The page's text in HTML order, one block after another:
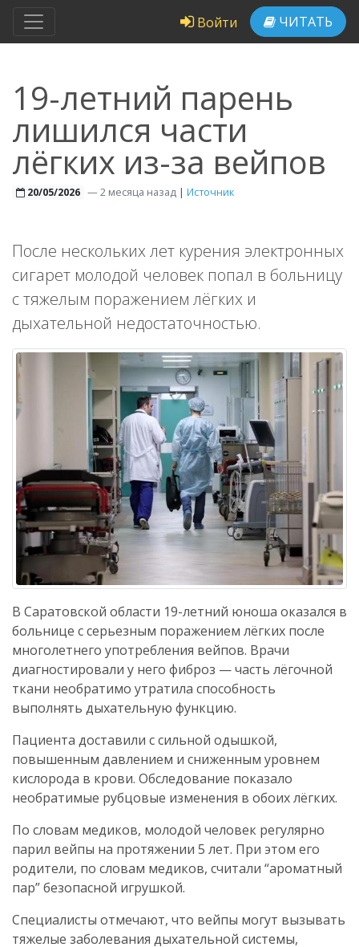
Войти ЧИТАТЬ
19-летний парень
лишился части
лёгких из-за вейпов
20/05/2026 —2 месяца назад | Источник
После нескольких лет курения электронных
сигарет молодой человек попал в больницу
с тяжелым поражением лёгких и
дыхательной недостаточностью.
В Саратовской области 19-летний юноша оказался в
больнице с серьезным поражением лёгких после
многолетнего употребления вейпов. Врачи
диагностировали у него фиброз — часть лёгочной
ткани необратимо утратила способность
выполнять дыхательную функцию.
Пациента доставили с сильной одышкой,
повышенным давлением и сниженным уровнем
кислорода в крови. Обследование показало
необратимые рубцовые изменения в обоих лёгких.
По словам медиков, молодой человек регулярно
парил вейпы на протяжении 5 лет. При этом его
родители, по словам медиков, считали “ароматный
пар” безопасной игрушкой.
Специалисты отмечают, что вейпы могут вызывать
тяжелые заболевания дыхательной системы,